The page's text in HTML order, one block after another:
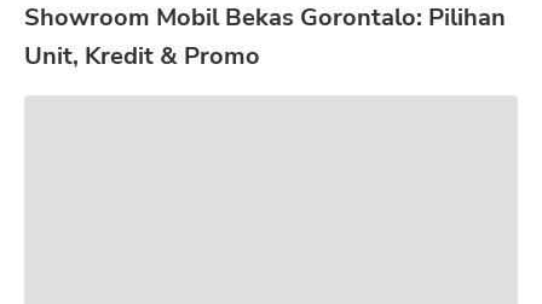
Showroom Mobil Bekas Gorontalo: Pilihan
Unit, Kredit & Promo